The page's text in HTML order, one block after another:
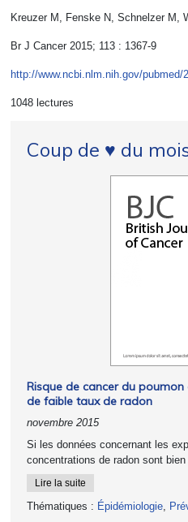
Kreuzer M, Fenske N, Schnelzer M,
Br J Cancer 2015; 113 : 1367-9
http://www.ncbi.nlm.nih.gov/pubmed/
1048 lectures
Coup de ♥ du
Risque de cancer du
de faible taux de radon
novembre 2015
Si les données concernant les
concentrations de radon sont
Lire la suite
Thématiques : Épidémiologie,